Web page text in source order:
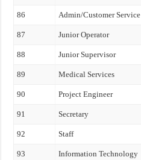
86 Admin/Customer Service
87 Junior Operator
88 Junior Supervisor
89 Medical Services
90 Project Engineer
91 Secretary
92 Staff
93 Information Technology